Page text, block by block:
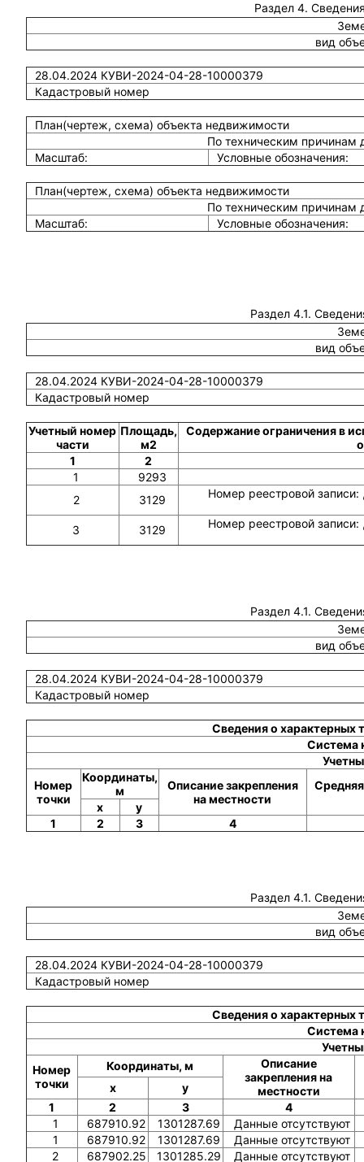
Раздел 4.
вид
28.04.2024 КУВИ-2024-04-28-10000379
Кадастровый номер
План(чертеж, схема) объекта недвижимости
По техническим причинам
Масштаб:
Условные обозначения:
План(чертеж, схема) объекта недвижимости
По техническим причинам
Масштаб:
Условные обозначения:
Раздел 4.1.
вид
28.04.2024 КУВИ-2024-04-28-10000379
Кадастровый номер
Учетный номер
части
Площадь,
м2
Содержание ограничения в
1
2
1
9293
2
3129 Номер реестровой
3 3129 Номер реестровой
Раздел 4.1.
вид
28.04.2024 КУВИ-2024-04-28-10000379
Кадастровый номер
Сведения о характерных
Система
Номер
точки
Координаты,
м
Описание закрепления
на местности
x
y
1
2 3 4
Раздел 4.1.
вид
28.04.2024 КУВИ-2024-04-28-10000379
Кадастровый номер
Сведения о характерных
Система
Номер
точки
Координаты, м
Описание
закрепления на
местности
x
y
1
2 3
4
1
687910.92 1301287.69
Данные отсутствуют
1
687910.92 1301287.69
Данные отсутствуют
2
687902.25 1301285.29 Данные отсутствуют